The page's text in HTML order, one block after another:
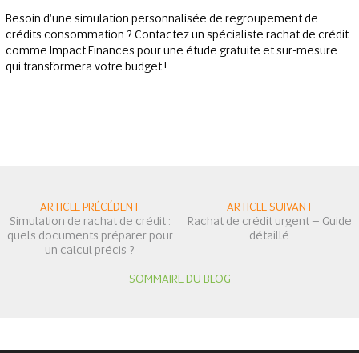
Besoin d’une simulation personnalisée de regroupement de
crédits consommation ? Contactez un spécialiste rachat de crédit
comme Impact Finances pour une étude gratuite et sur-mesure
qui transformera votre budget !
ARTICLE PRÉCÉDENT
Simulation de rachat de crédit :
quels documents préparer pour
un calcul précis ?
ARTICLE SUIVANT
Rachat de crédit urgent – Guide
détaillé
SOMMAIRE DU BLOG